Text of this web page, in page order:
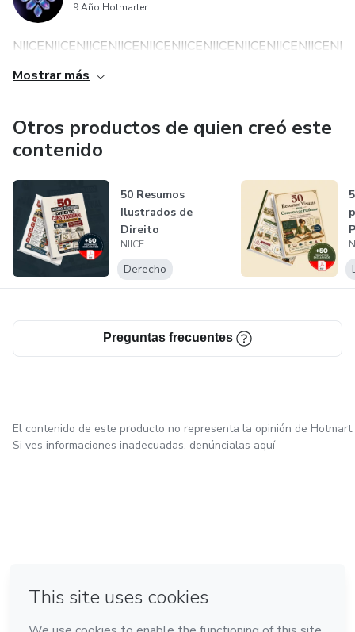
9 Año Hotmarter
Mostrar más
Otros productos de quien creó este
contenido
50 Resumos
Ilustrados de
Direito
Constitucional
para Concurs...
NIICE
Derecho
Preguntas frecuentes
El contenido de este producto no representa la opinión de Hotmart.
Si ves informaciones inadecuadas, denúncialas aquí
Hecho con❤ en Ciudad de México